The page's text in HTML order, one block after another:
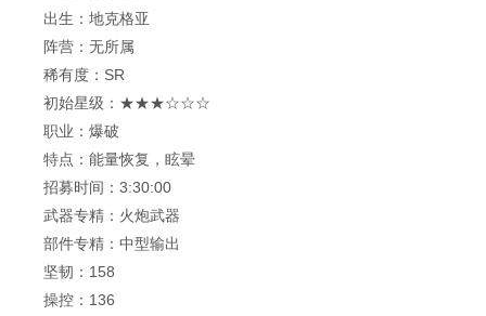
出生：地克格亚
阵营：无所属
稀有度：SR
初始星级：★★★☆☆☆
职业：爆破
特点：能量恢复，眩晕
招募时间：3:30:00
武器专精：火炮武器
部件专精：中型输出
坚韧：158
操控：136